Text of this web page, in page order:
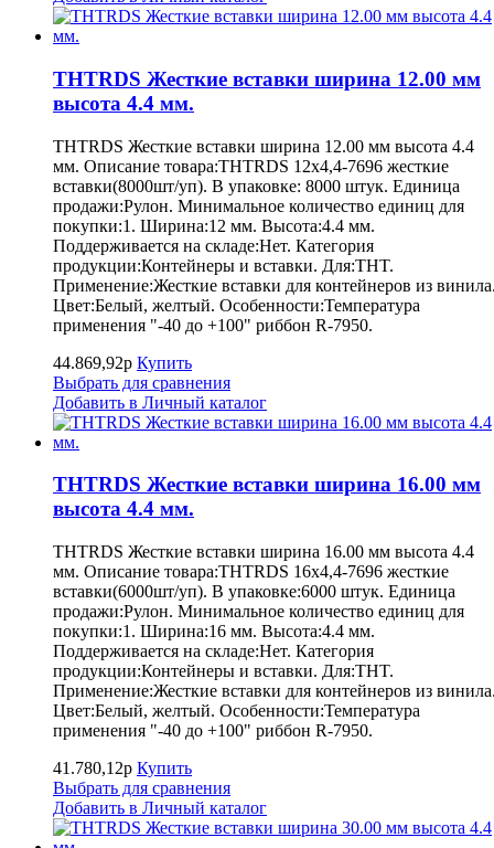
THTRDS Жесткие вставки ширина 12.00 мм
высота 4.4 мм.
THTRDS Жесткие вставки ширина 12.00 мм высота 4.4
мм. Описание товара:THTRDS 12x4,4-7696 жесткие
вставки(8000шт/уп). В упаковке: 8000 штук. Единица
продажи:Рулон. Минимальное количество единиц для
покупки:1. Ширина:12 мм. Высота:4.4 мм.
Поддерживается на складе:Нет. Категория
продукции:Контейнеры и вставки. Для:THT.
Применение:Жесткие вставки для контейнеров из
Цвет:Белый, желтый. Особенности:Температура
применения "-40 до +100" риббон R-7950.
44.869,92р Купить
Выбрать для сравнения
Добавить в Личный каталог
THTRDS Жесткие вставки ширина 16.00 мм
высота 4.4 мм.
THTRDS Жесткие вставки ширина 16.00 мм высота 4.4
мм. Описание товара:THTRDS 16x4,4-7696 жесткие
вставки(6000шт/уп). В упаковке:6000 штук. Единица
продажи:Рулон. Минимальное количество единиц для
покупки:1. Ширина:16 мм. Высота:4.4 мм.
Поддерживается на складе:Нет. Категория
продукции:Контейнеры и вставки. Для:THT.
Применение:Жесткие вставки для контейнеров из
Цвет:Белый, желтый. Особенности:Температура
применения "-40 до +100" риббон R-7950.
41.780,12р Купить
Выбрать для сравнения
Добавить в Личный каталог